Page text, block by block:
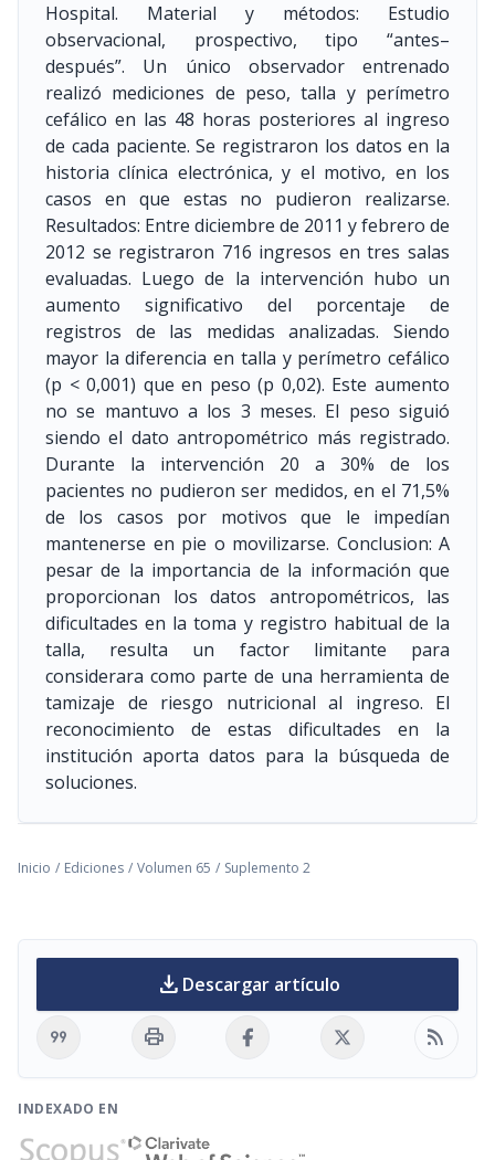
Hospital. Material y métodos: Estudio
observacional, prospectivo, tipo “antes–
después”. Un único observador entrenado
realizó mediciones de peso, talla y perímetro
cefálico en las 48 horas posteriores al ingreso
de cada paciente. Se registraron los datos en la
historia clínica electrónica, y el motivo, en los
casos en que estas no pudieron realizarse.
Resultados: Entre diciembre de 2011 y febrero de
2012 se registraron 716 ingresos en tres salas
evaluadas. Luego de la intervención hubo un
aumento significativo del porcentaje de
registros de las medidas analizadas. Siendo
mayor la diferencia en talla y perímetro cefálico
(p < 0,001) que en peso (p 0,02). Este aumento
no se mantuvo a los 3 meses. El peso siguió
siendo el dato antropométrico más registrado.
Durante la intervención 20 a 30% de los
pacientes no pudieron ser medidos, en el 71,5%
de los casos por motivos que le impedían
mantenerse en pie o movilizarse. Conclusion: A
pesar de la importancia de la información que
proporcionan los datos antropométricos, las
dificultades en la toma y registro habitual de la
talla, resulta un factor limitante para
considerara como parte de una herramienta de
tamizaje de riesgo nutricional al ingreso. El
reconocimiento de estas dificultades en la
institución aporta datos para la búsqueda de
soluciones.
Inicio / Ediciones / Volumen 65 / Suplemento 2
download Descargar artículo
format_quote print rss_feed
INDEXADO EN